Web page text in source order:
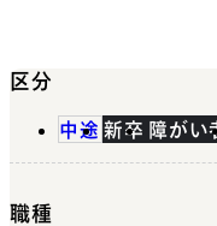
区分
中途 新卒 障がい
職種